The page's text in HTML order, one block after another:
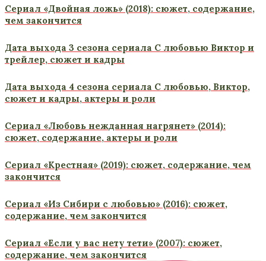
Сериал «Двойная ложь» (2018): сюжет, содержание,
чем закончится
Дата выхода 3 сезона сериала С любовью Виктор и
трейлер, сюжет и кадры
Дата выхода 4 сезона сериала С любовью, Виктор,
сюжет и кадры, актеры и роли
Сериал «Любовь нежданная нагрянет» (2014):
сюжет, содержание, актеры и роли
Сериал «Крестная» (2019): сюжет, содержание, чем
закончится
Сериал «Из Сибири с любовью» (2016): сюжет,
содержание, чем закончится
Сериал «Если у вас нету тети» (2007): сюжет,
содержание, чем закончится